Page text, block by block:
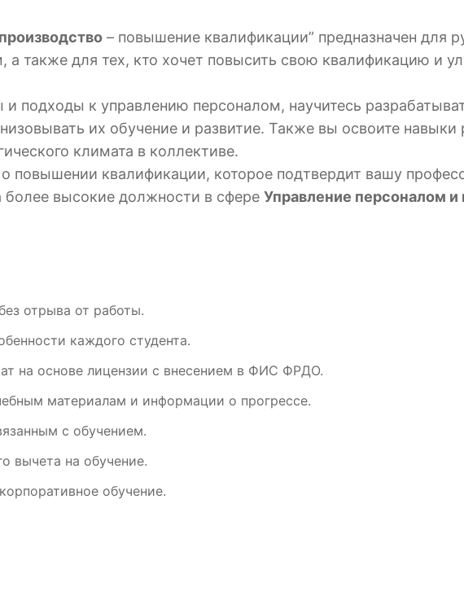
– повышение квалификации” предназначен для
а также для тех, кто хочет повысить свою квалификацию и
подходы к управлению персоналом, научитесь
их обучение и развитие. Также вы освоите навыки
климата в коллективе.
повышении квалификации, которое подтвердит вашу
более высокие должности в сфере Управление персоналом и
отрыва от работы.
каждого студента.
на основе лицензии с внесением в ФИС ФРДО.
материалам и информации о прогрессе.
с обучением.
вычета на обучение.
обучение.